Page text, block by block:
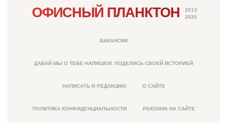
ОФИСНЫЙ ПЛАНКТОН
2013
2026
ВАКАНСИИ
ДАВАЙ МЫ О ТЕБЕ НАПИШЕМ. ПОДЕЛИСЬ СВОЕЙ ИСТОРИЕЙ
НАПИСАТЬ В РЕДАКЦИЮ О САЙТЕ
ПОЛИТИКА КОНФИДЕНЦИАЛЬНОСТИ РЕКЛАМА НА САЙТЕ